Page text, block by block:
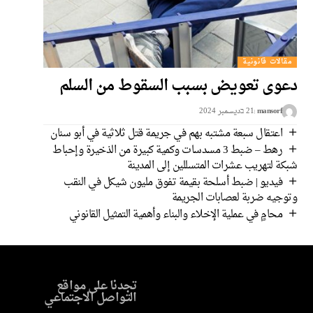
مقالات قانونية
دعوى تعويض بسبب السقوط من السلم
mansorf21 בديسمبر 2024
اعتقال سبعة مشتبه بهم في جريمة قتل ثلاثية في أبو سنان
رهط – ضبط 3 مسدسات وكمية كبيرة من الذخيرة وإحباط
شبكة لتهريب عشرات المتسللين إلى المدينة
فيديو | ضبط أسلحة بقيمة تفوق مليون شيكل في النقب
وتوجيه ضربة لعصابات الجريمة
محامٍ في عملية الإخلاء والبناء وأهمية التمثيل القانوني
تجدنا على مواقع
التواصل الاجتماعي